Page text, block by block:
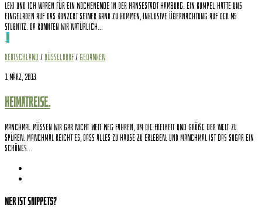
Lexi und ich waren für ein Wochenende in der Hansestadt Hamburg. Ein Kumpel hatte uns
eingeladen auf das Konzert seiner Band zu kommen, inklusive Übernachtung auf der MS
Stubnitz. Da konnten wir natürlich...
0
Deutschland / Düsseldorf/ Gedanken
1 März, 2013
Heimatreise.
Manchmal müssen wir gar nicht weit weg fahren, um die Freiheit und Größe der Welt zu
spüren. Manchmal reicht es, dass alles zu Hause zu erleben. Und manchmal ist das sogar ein
schönes...
Wer ist Snippets?